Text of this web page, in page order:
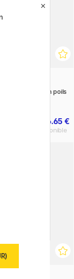
Pinceau en poils
16.65 €